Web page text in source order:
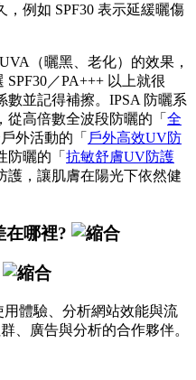
例如 SPF30 表示延緩曬傷
（曬黑、老化）的效果，
／PA+++ 以上就很
並記得補擦。IPSA 防曬系
高倍數全波段防曬的「 全
外活動的「 戶外高效UV防
防曬的「 抗敏舒膚UV防護
護，讓肌膚在陽光下依然健
在哪裡?
用體驗、分析網站效能與流
、廣告與分析的合作夥伴。